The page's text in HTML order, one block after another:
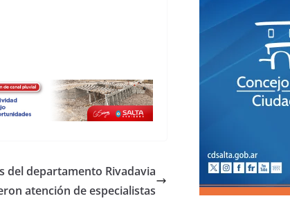
del departamento Rivadavia
atención de especialistas